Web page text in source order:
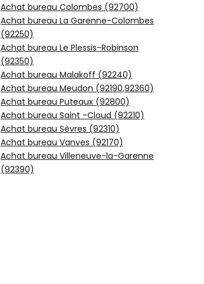
Achat bureau Colombes (92700)
Achat bureau La Garenne-Colombes
(92250)
Achat bureau Le Plessis-Robinson
(92350)
Achat bureau Malakoff (92240)
Achat bureau Meudon (92190,92360)
Achat bureau Puteaux (92800)
Achat bureau Saint -Cloud (92210)
Achat bureau Sèvres (92310)
Achat bureau Vanves (92170)
Achat bureau Villeneuve-la-Garenne
(92390)